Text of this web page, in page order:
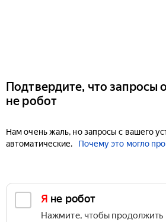
Подтвердите, что запросы
не робот
Нам очень жаль, но запросы с вашего
автоматические.
Почему это могло
Я не робот
Нажмите, чтобы продолжить